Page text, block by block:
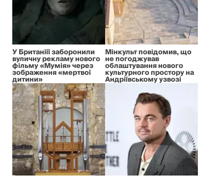
У Британіїї заборонили
вуличну рекламу нового
фільму «Мумія» через
зображення «мертвої
дитини»
Мінкульт повідомив, що
не погоджував
облаштування нового
культурного простору на
Андріївському узвозі